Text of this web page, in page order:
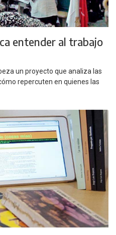
entender al trabajo
un proyecto que analiza las
repercuten en quienes las